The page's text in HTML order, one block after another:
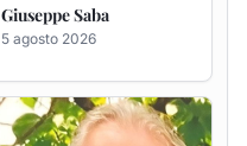
Giuseppe Deiana
5 agosto 2026